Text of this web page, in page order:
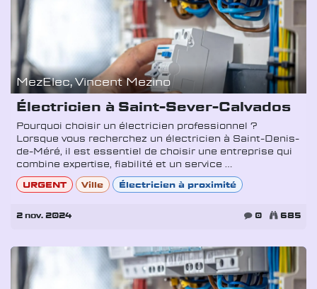
MezElec, Vincent Mezino
Électricien à Saint-Sever-Calvados
Pourquoi choisir un électricien professionnel ?
Lorsque vous recherchez un électricien à Saint-Denis-
de-Méré, il est essentiel de choisir une entreprise qui
combine expertise, fiabilité et un service ...
URGENT Ville Électricien à proximité
2 nov. 2024 0 685